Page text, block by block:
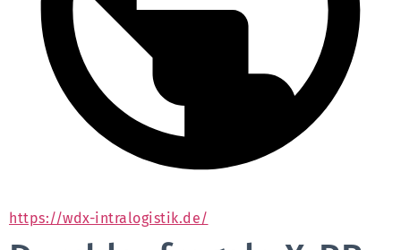
https://wdx-intralogistik.de/